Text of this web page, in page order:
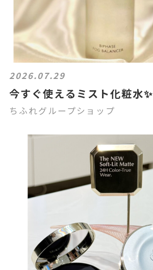
2026.07.29
今すぐ使えるミスト化粧水✨
ちふれグループショップ